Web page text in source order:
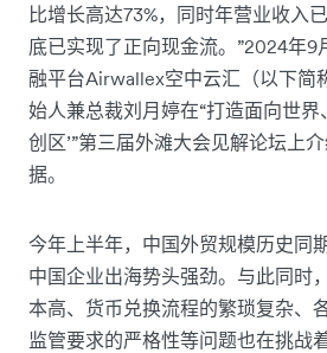
比增长高达73%，同时年营业收入
底已实现了正向现金流。”2024年9
融平台Airwallex空中云汇（以下简
始人兼总裁刘月婷在“打造面向世界
创区’”第三届外滩大会见解论坛上
据。
今年上半年，中国外贸规模历史同
中国企业出海势头强劲。与此同时
本高、货币兑换流程的繁琐复杂、
监管要求的严格性等问题也在挑战